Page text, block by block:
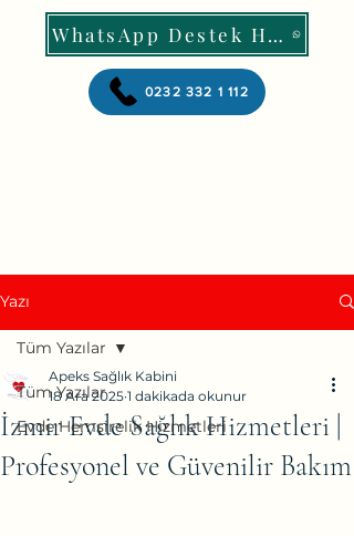
WhatsApp Destek Hattı
0232 332 1 112
Yazı
Tüm Yazılar
Evde Hemşirelik Hizmetleri
Tüm Yazılar
İzmir Evde Sağlık Hizmetleri |
Profesyonel ve Güvenilir Bakım
Apeks Sağlık Kabini
18 Ara 2025 1 dakikada okunur